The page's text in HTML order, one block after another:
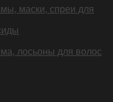
маски, спреи для
лосьоны для волос